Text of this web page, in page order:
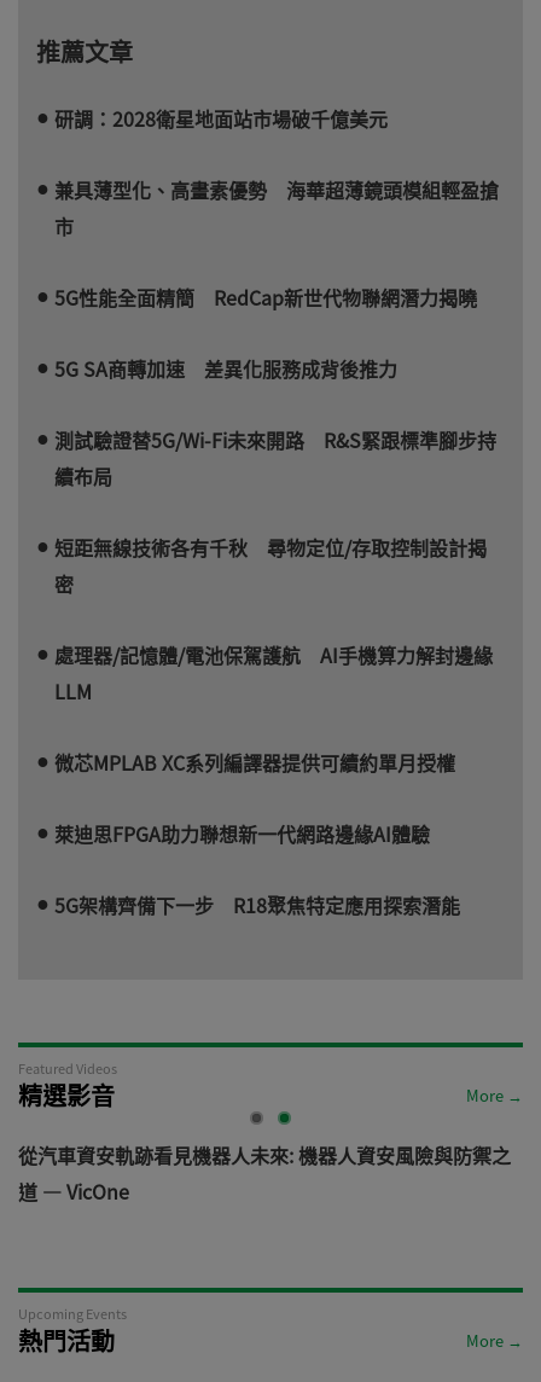
推薦文章
研調：2028衛星地面站市場破千億美元
兼具薄型化、高畫素優勢 海華超薄鏡頭模組輕盈搶
市
5G性能全面精簡 RedCap新世代物聯網潛力揭曉
5G SA商轉加速 差異化服務成背後推力
測試驗證替5G/Wi-Fi未來開路 R&S緊跟標準腳步持
續布局
短距無線技術各有千秋 尋物定位/存取控制設計揭
密
處理器/記憶體/電池保駕護航 AI手機算力解封邊緣
LLM
微芯MPLAB XC系列編譯器提供可續約單月授權
萊迪思FPGA助力聯想新一代網路邊緣AI體驗
5G架構齊備下一步 R18聚焦特定應用探索潛能
Featured Videos
精選影音 More →
從汽車資安軌跡看見機器人未來: 機器人資安風險與防禦之
道 — VicOne
Upcoming Events
熱門活動 More →